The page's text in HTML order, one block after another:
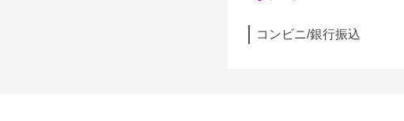
コンビニ/銀行振込